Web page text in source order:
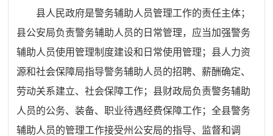
县人民政府是警务辅助人员管理工作的责任主体；
县公安局负责警务辅助人员的日常管理， 应当加强警务
辅助人员使用管理制度建设和日常使用管理； 县人力资
源和社会保障局指导警务辅助人员的招聘、薪酬确定、
劳动关系建立、社会保障工作；县财政局负责警务辅助
人员的公务、装备、职业待遇经费保障工作；全县警务
辅助人员的管理工作接受州公安局的指导、监督和调